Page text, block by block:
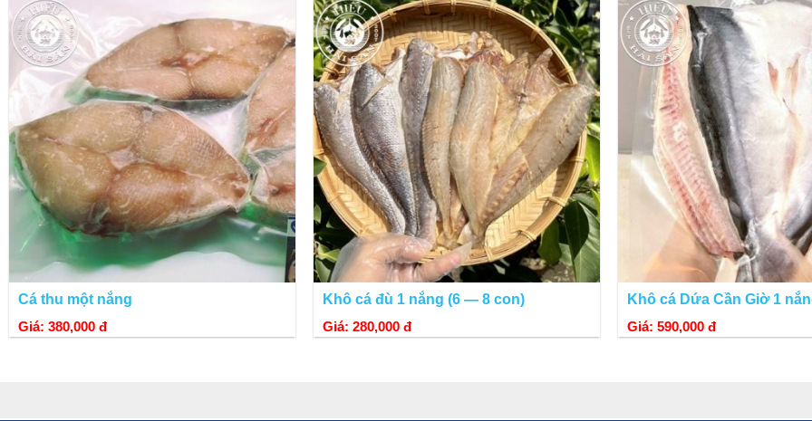
Cá lưỡi trâu chiên giòn trông hấp dẫn
Cá thu một nắng
Giá: 380,000 đ
Khô cá đù 1 nắng (6 — 8 con)
Giá: 280,000 đ
Khô cá Dứa Cần Giờ 1
Giá: 590,000 đ